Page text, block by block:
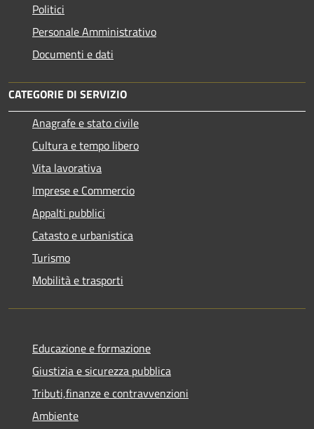
Politici
Personale Amministrativo
Documenti e dati
CATEGORIE DI SERVIZIO
Anagrafe e stato civile
Cultura e tempo libero
Vita lavorativa
Imprese e Commercio
Appalti pubblici
Catasto e urbanistica
Turismo
Mobilità e trasporti
Educazione e formazione
Giustizia e sicurezza pubblica
Tributi,finanze e contravvenzioni
Ambiente